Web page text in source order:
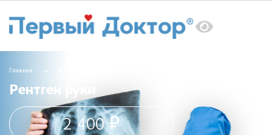
Главная
Рентген руки
2 400 ₽